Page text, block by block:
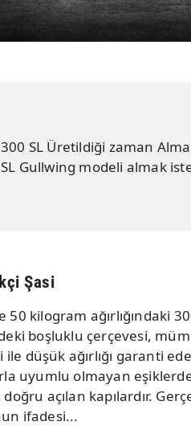
300 SL Üretildiği zaman
SL Gullwing modeli almak
Şasi
50 kilogram ağırlığındaki
boşluklu çerçevesi,
ile düşük ağırlığı garanti
uyumlu olmayan
doğru açılan kapılardır.
ifadesi...